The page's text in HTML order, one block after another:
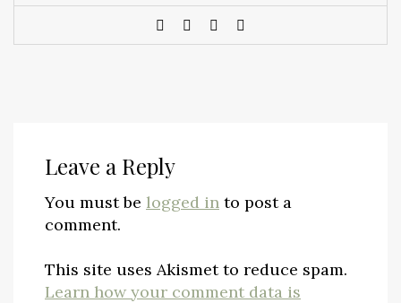
Leave a Reply
You must be logged in to post a
comment.
This site uses Akismet to reduce spam.
Learn how your comment data is